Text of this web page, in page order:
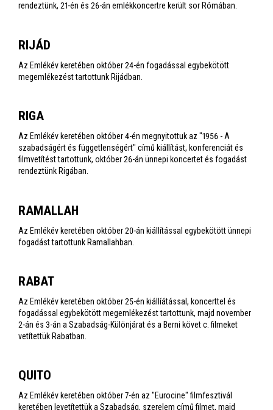
rendeztünk, 21-én és 26-án emlékkoncertre került sor Rómában.
RIJÁD
Az Emlékév keretében október 24-én fogadással egybekötött
megemlékezést tartottunk Rijádban.
RIGA
Az Emlékév keretében október 4-én megnyitottuk az "1956 - A
szabadságért és függetlenségért" című kiállítást, konferenciát és
filmvetítést tartottunk, október 26-án ünnepi koncertet és fogadást
rendeztünk Rigában.
RAMALLAH
Az Emlékév keretében október 20-án kiállítással egybekötött ünnepi
fogadást tartottunk Ramallahban.
RABAT
Az Emlékév keretében október 25-én kiállíátással, koncerttel és
fogadással egybekötött megemlékezést tartottunk, majd november
2-án és 3-án a Szabadság-Különjárat és a Berni követ c. filmeket
vetítettük Rabatban.
QUITO
Az Emlékév keretében október 7-én az "Eurocine" filmfesztivál
keretében levetítettük a Szabadság, szerelem című filmet, majd